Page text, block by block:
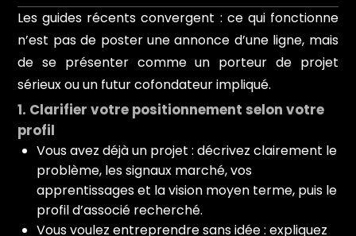
Les guides récents convergent : ce qui fonctionne
n’est pas de poster une annonce d’une ligne, mais
de se présenter comme un porteur de projet
sérieux ou un futur cofondateur impliqué.
1. Clarifier votre positionnement selon votre
profil
Vous avez déjà un projet : décrivez clairement le
problème, les signaux marché, vos
apprentissages et la vision moyen terme, puis le
profil d’associé recherché.
Vous voulez entreprendre sans idée : expliquez